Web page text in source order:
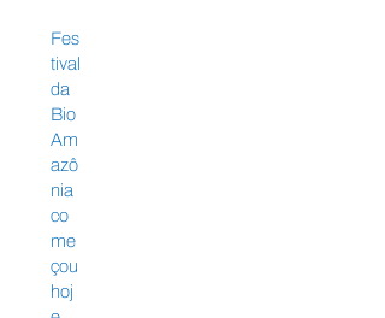
Feira da BioAmazônia
destaca produtos e
soluções da
biodiversidade amazônica
Fes
tival
da
Bio
Am
azô
nia
co
me
çou
hoj